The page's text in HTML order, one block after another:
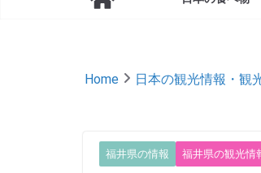
Home 日本の観光情報・観
福井県の情報 福井県の観光情